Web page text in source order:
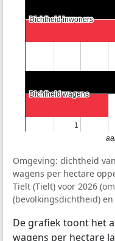
1
1
Dichtheid inwoners
Dichtheid inwoners
Dichtheid wagens
Dichtheid wagens
Omgeving: dichtheid
wagens per hectare
Tielt (Tielt) voor 2026
(bevolkingsdichtheid)
De grafiek toont het
wagens per hectare